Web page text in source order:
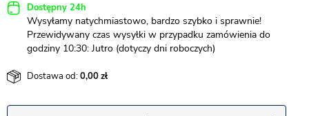
Dostępny 24h
Wysyłamy natychmiastowo, bardzo szybko i sprawnie!
Przewidywany czas wysyłki w przypadku zamówienia do
godziny 10:30: Jutro (dotyczy dni roboczych)
Dostawa od:0,00